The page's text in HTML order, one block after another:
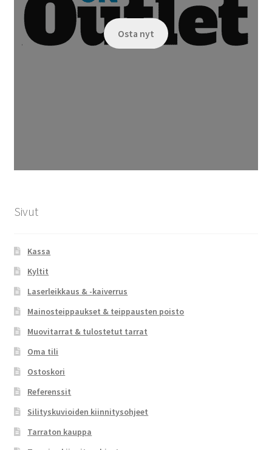
Osta nyt
Sivut
Kassa
Kyltit
Laserleikkaus & -kaiverrus
Mainosteippaukset & teippausten poisto
Muovitarrat & tulostetut tarrat
Oma tili
Ostoskori
Referenssit
Silityskuvioiden kiinnitysohjeet
Tarraton kauppa